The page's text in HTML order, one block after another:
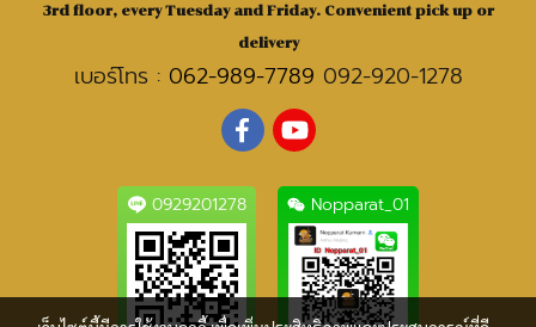
3rd floor, every Tuesday and Friday. Convenient pick up or
delivery
เบอร์โทร : 062-989-7789 092-920-1278
0929201278 Nopparat_01